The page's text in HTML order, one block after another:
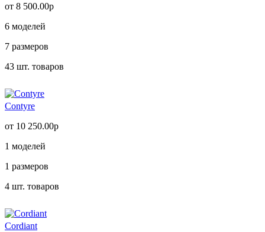
от 8 500.00р
6 моделей
7 размеров
43 шт. товаров
Contyre
от 10 250.00р
1 моделей
1 размеров
4 шт. товаров
Cordiant